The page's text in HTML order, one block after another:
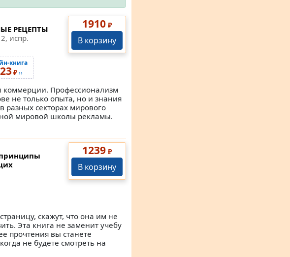
1910 ₽
В корзину
РЕЦЕПТЫ
испр.
книга
₽››
коммерции. Профессионализм
не только опыта, но и знания
разных секторах мирового
мировой школы рекламы.
1239 ₽
В корзину
скажут, что она им не
Эта книга не заменит учебу
прочтения вы станете
не будете смотреть на